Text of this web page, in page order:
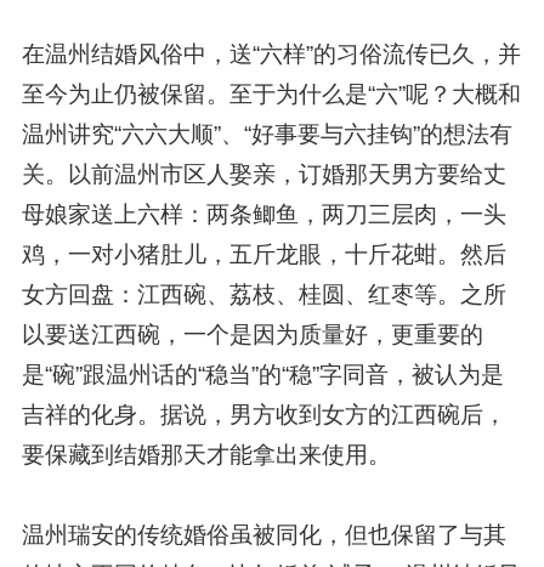
在温州结婚风俗中，送“六样”的习俗流传已久，并
至今为止仍被保留。至于为什么是“六”呢？大概和
温州讲究“六六大顺”、“好事要与六挂钩”的想法有
关。以前温州市区人娶亲，订婚那天男方要给丈
母娘家送上六样：两条鲫鱼，两刀三层肉，一头
鸡，一对小猪肚儿，五斤龙眼，十斤花蚶。然后
女方回盘：江西碗、荔枝、桂圆、红枣等。之所
以要送江西碗，一个是因为质量好，更重要的
是“碗”跟温州话的“稳当”的“稳”字同音，被认为是
吉祥的化身。据说，男方收到女方的江西碗后，
要保藏到结婚那天才能拿出来使用。
温州瑞安的传统婚俗虽被同化，但也保留了与其